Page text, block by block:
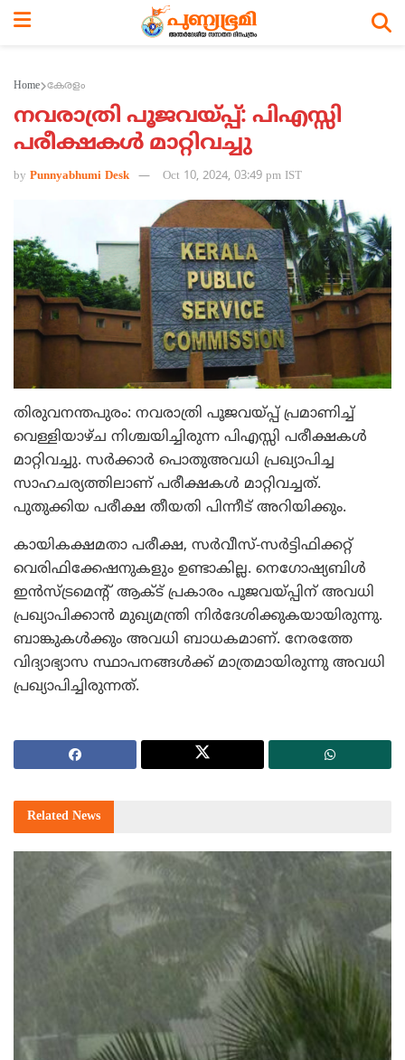
Home കേരളം
നവരാത്രി പൂജവയ്പ്പ്: പിഎസ്സി
പരീക്ഷകള്‍ മാറ്റിവച്ചു
by Punnyabhumi Desk Oct 10, 2024, 03:49 pm IST
തിരുവനന്തപുരം: നവരാത്രി പൂജവയ്പ്പ് പ്രമാണിച്ച്
വെള്ളിയാഴ്ച നിശ്ചയിച്ചിരുന്ന പിഎസ്സി പരീക്ഷകള്‍
മാറ്റിവച്ചു. സര്‍ക്കാര്‍ പൊതുഅവധി പ്രഖ്യാപിച്ച
സാഹചര്യത്തിലാണ് പരീക്ഷകള്‍ മാറ്റിവച്ചത്.
പുതുക്കിയ പരീക്ഷ തീയതി പിന്നീട് അറിയിക്കും.
കായികക്ഷമതാ പരീക്ഷ, സര്‍വീസ്-സര്‍ട്ടിഫിക്കറ്റ്
വെരിഫിക്കേഷനുകളും ഉണ്ടാകില്ല. നെഗോഷ്യബിള്‍
ഇന്‍സ്ട്രമെന്റ് ആക്ട് പ്രകാരം പൂജവയ്പ്പിന് അവധി
പ്രഖ്യാപിക്കാന്‍ മുഖ്യമന്ത്രി നിര്‍ദേശിക്കുകയായിരുന്നു.
ബാങ്കുകള്‍ക്കും അവധി ബാധകമാണ്. നേരത്തേ
വിദ്യാഭ്യാസ സ്ഥാപനങ്ങള്‍ക്ക് മാത്രമായിരുന്നു അവധി
പ്രഖ്യാപിച്ചിരുന്നത്.
Related News